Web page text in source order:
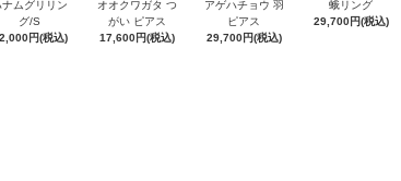
ナムグリリン
グ/S
円(税込)
オオクワガタ つ
がい ピアス
17,600円(税込)
アゲハチョウ 羽
ピアス
29,700円(税込)
蛾リング
29,700円(税込)